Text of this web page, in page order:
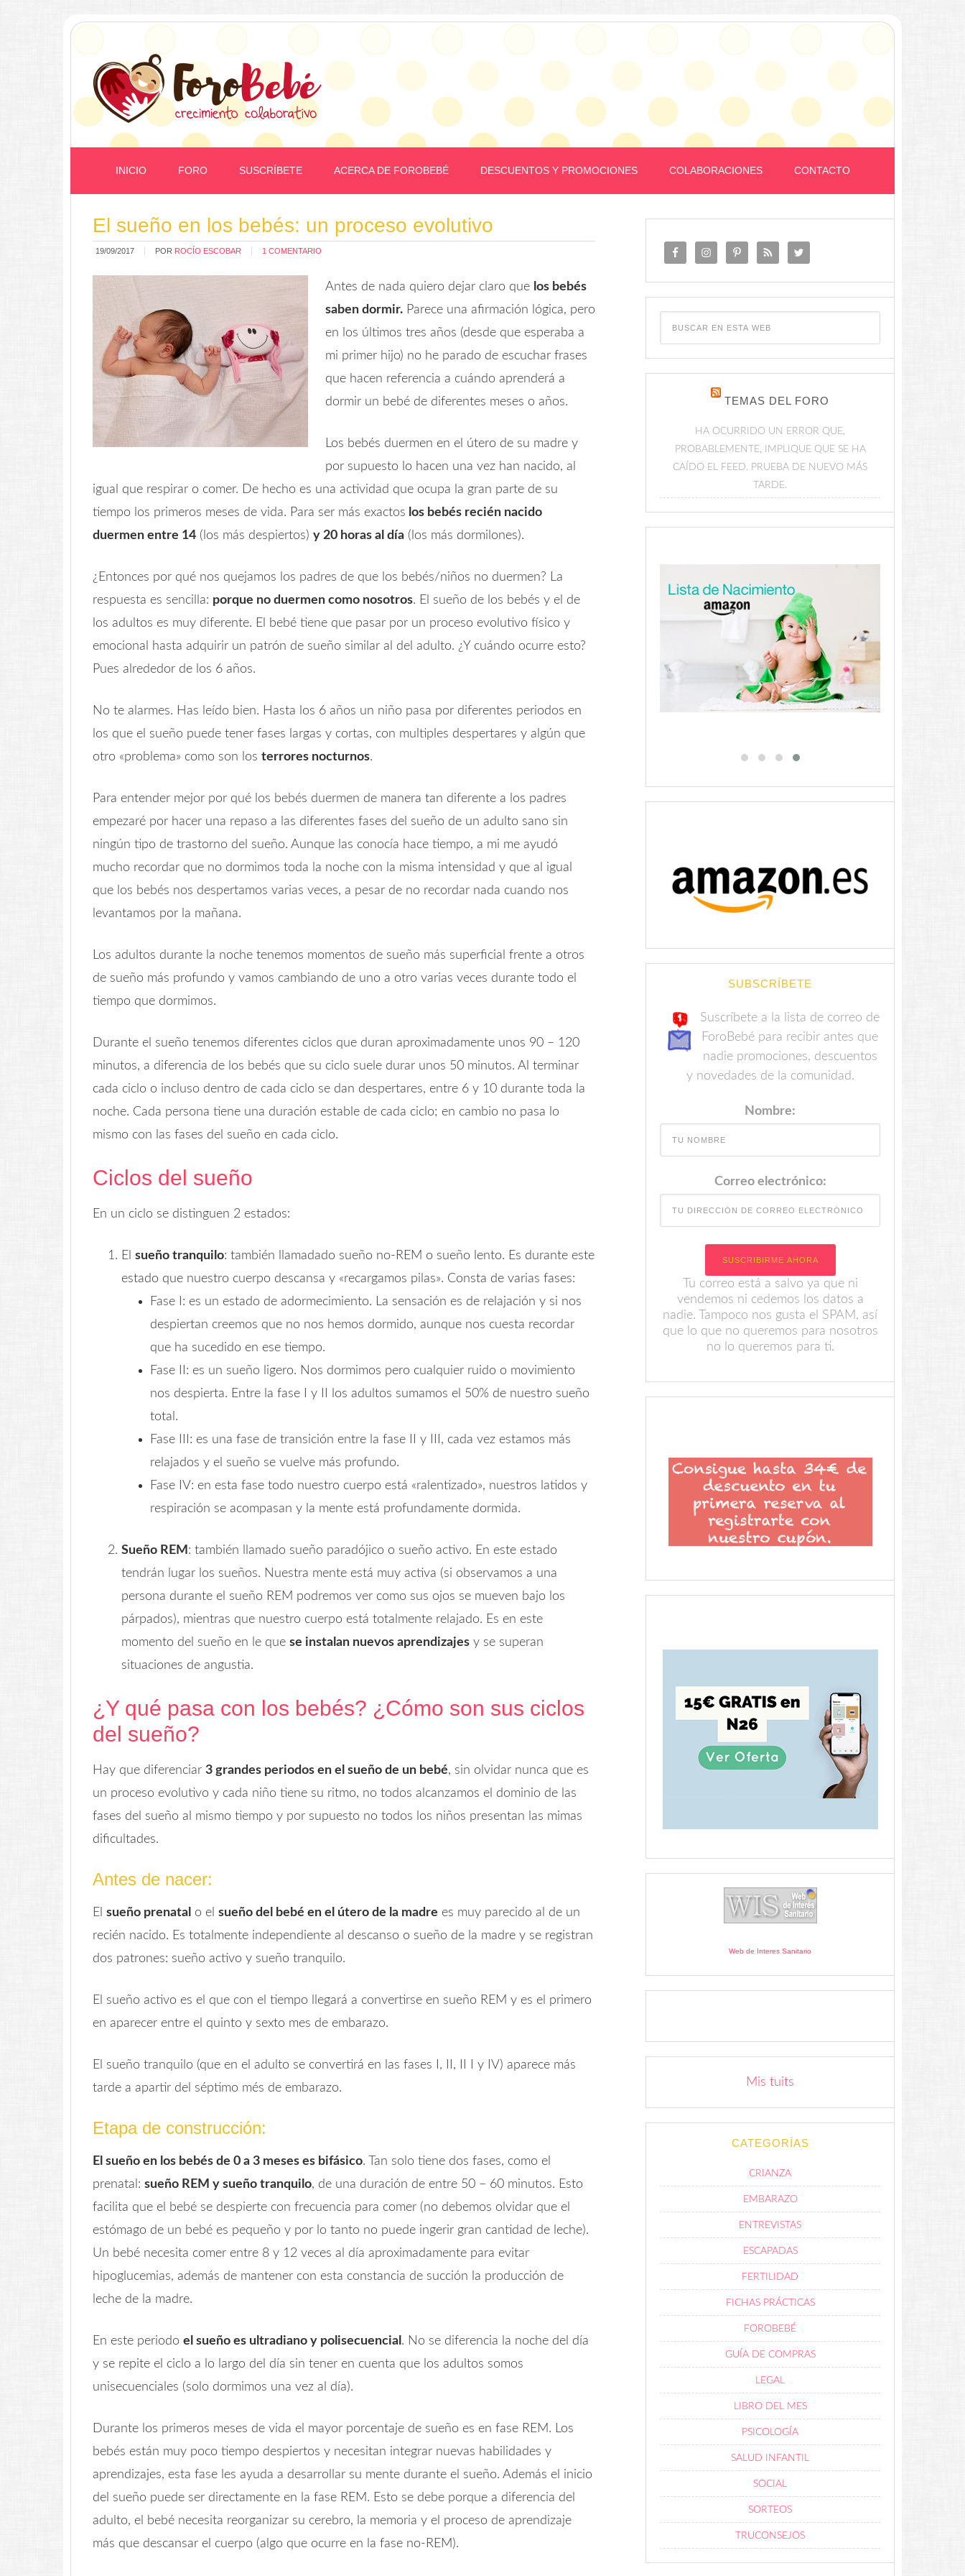
INICIO FORO SUSCRÍBETE ACERCA DE FOROBEBÉ DESCUENTOS Y PROMOCIONES COLABORACIONES CONTACTO
El sueño en los bebés: un proceso evolutivo
19/09/2017 POR ROCÍO ESCOBAR 1 COMENTARIO
Antes de nada quiero dejar claro que los bebés
saben dormir. Parece una afirmación lógica, pero
en los últimos tres años (desde que esperaba a
mi primer hijo) no he parado de escuchar frases
que hacen referencia a cuándo aprenderá a
dormir un bebé de diferentes meses o años.
Los bebés duermen en el útero de su madre y
por supuesto lo hacen una vez han nacido, al
igual que respirar o comer. De hecho es una actividad que ocupa la gran parte de su
tiempo los primeros meses de vida. Para ser más exactos los bebés recién nacido
duermen entre 14 (los más despiertos) y 20 horas al día (los más dormilones).
¿Entonces por qué nos quejamos los padres de que los bebés/niños no duermen? La
respuesta es sencilla: porque no duermen como nosotros. El sueño de los bebés y el de
los adultos es muy diferente. El bebé tiene que pasar por un proceso evolutivo físico y
emocional hasta adquirir un patrón de sueño similar al del adulto. ¿Y cuándo ocurre esto?
Pues alrededor de los 6 años.
No te alarmes. Has leído bien. Hasta los 6 años un niño pasa por diferentes periodos en
los que el sueño puede tener fases largas y cortas, con multiples despertares y algún que
otro «problema» como son los terrores nocturnos.
Para entender mejor por qué los bebés duermen de manera tan diferente a los padres
empezaré por hacer una repaso a las diferentes fases del sueño de un adulto sano sin
ningún tipo de trastorno del sueño. Aunque las conocía hace tiempo, a mi me ayudó
mucho recordar que no dormimos toda la noche con la misma intensidad y que al igual
que los bebés nos despertamos varias veces, a pesar de no recordar nada cuando nos
levantamos por la mañana.
Los adultos durante la noche tenemos momentos de sueño más superficial frente a otros
de sueño más profundo y vamos cambiando de uno a otro varias veces durante todo el
tiempo que dormimos.
Durante el sueño tenemos diferentes ciclos que duran aproximadamente unos 90 – 120
minutos, a diferencia de los bebés que su ciclo suele durar unos 50 minutos. Al terminar
cada ciclo o incluso dentro de cada ciclo se dan despertares, entre 6 y 10 durante toda la
noche. Cada persona tiene una duración estable de cada ciclo; en cambio no pasa lo
mismo con las fases del sueño en cada ciclo.
Ciclos del sueño
En un ciclo se distinguen 2 estados:
El sueño tranquilo: también llamadado sueño no-REM o sueño lento. Es durante este
estado que nuestro cuerpo descansa y «recargamos pilas». Consta de varias fases:
Fase I: es un estado de adormecimiento. La sensación es de relajación y si nos
despiertan creemos que no nos hemos dormido, aunque nos cuesta recordar
que ha sucedido en ese tiempo.
Fase II: es un sueño ligero. Nos dormimos pero cualquier ruido o movimiento
nos despierta. Entre la fase I y II los adultos sumamos el 50% de nuestro sueño
total.
Fase III: es una fase de transición entre la fase II y III, cada vez estamos más
relajados y el sueño se vuelve más profundo.
Fase IV: en esta fase todo nuestro cuerpo está «ralentizado», nuestros latidos y
respiración se acompasan y la mente está profundamente dormida.
Sueño REM : también llamado sueño paradójico o sueño activo. En este estado
tendrán lugar los sueños. Nuestra mente está muy activa (si observamos a una
persona durante el sueño REM podremos ver como sus ojos se mueven bajo los
párpados), mientras que nuestro cuerpo está totalmente relajado. Es en este
momento del sueño en le que se instalan nuevos aprendizajes y se superan
situaciones de angustia.
¿Y qué pasa con los bebés? ¿Cómo son sus ciclos
del sueño?
Hay que diferenciar 3 grandes periodos en el sueño de un bebé, sin olvidar nunca que es
un proceso evolutivo y cada niño tiene su ritmo, no todos alcanzamos el dominio de las
fases del sueño al mismo tiempo y por supuesto no todos los niños presentan las mimas
dificultades.
Antes de nacer:
El sueño prenatal o el sueño del bebé en el útero de la madre es muy parecido al de un
recién nacido. Es totalmente independiente al descanso o sueño de la madre y se registran
dos patrones: sueño activo y sueño tranquilo.
El sueño activo es el que con el tiempo llegará a convertirse en sueño REM y es el primero
en aparecer entre el quinto y sexto mes de embarazo.
El sueño tranquilo (que en el adulto se convertirá en las fases I, II, II I y IV) aparece más
tarde a apartir del séptimo més de embarazo.
Etapa de construcción:
El sueño en los bebés de 0 a 3 meses es bifásico. Tan solo tiene dos fases, como el
prenatal: sueño REM y sueño tranquilo, de una duración de entre 50 – 60 minutos. Esto
facilita que el bebé se despierte con frecuencia para comer (no debemos olvidar que el
estómago de un bebé es pequeño y por lo tanto no puede ingerir gran cantidad de leche).
Un bebé necesita comer entre 8 y 12 veces al día aproximadamente para evitar
hipoglucemias, además de mantener con esta constancia de succión la producción de
leche de la madre.
En este periodo el sueño es ultradiano y polisecuencial . No se diferencia la noche del día
y se repite el ciclo a lo largo del día sin tener en cuenta que los adultos somos
unisecuenciales (solo dormimos una vez al día).
Durante los primeros meses de vida el mayor porcentaje de sueño es en fase REM. Los
bebés están muy poco tiempo despiertos y necesitan integrar nuevas habilidades y
aprendizajes, esta fase les ayuda a desarrollar su mente durante el sueño. Además el inicio
del sueño puede ser directamente en la fase REM. Esto se debe porque a diferencia del
adulto, el bebé necesita reorganizar su cerebro, la memoria y el proceso de aprendizaje
más que descansar el cuerpo (algo que ocurre en la fase no-REM).
TEMAS DEL FORO
HA OCURRIDO UN ERROR QUE,
PROBABLEMENTE, IMPLIQUE QUE SE HA
CAÍDO EL FEED. PRUEBA DE NUEVO MÁS
TARDE.
SUBSCRÍBETE
Suscríbete a la lista de correo de
ForoBebé para recibir antes que
nadie promociones, descuentos
y novedades de la comunidad.
Nombre:
Correo electrónico:
Tu correo está a salvo ya que ni
vendemos ni cedemos los datos a
nadie. Tampoco nos gusta el SPAM, así
que lo que no queremos para nosotros
no lo queremos para ti.
Web de Interes Sanitario
Mis tuits
CATEGORÍAS
CRIANZA
EMBARAZO
ENTREVISTAS
ESCAPADAS
FERTILIDAD
FICHAS PRÁCTICAS
FOROBEBÉ
GUÍA DE COMPRAS
LEGAL
LIBRO DEL MES
PSICOLOGÍA
SALUD INFANTIL
SOCIAL
SORTEOS
TRUCONSEJOS